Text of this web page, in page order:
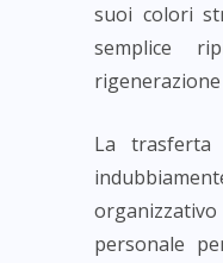
suoi colori
semplice
La trasferta
personale